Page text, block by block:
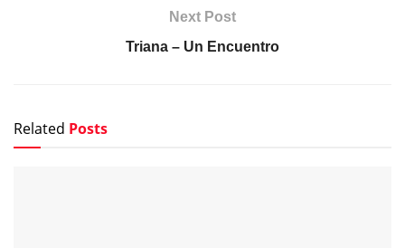
Next Post
Triana – Un Encuentro
Related Posts